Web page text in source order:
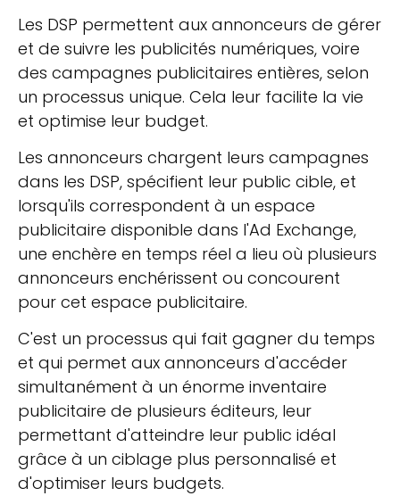
Les DSP permettent aux annonceurs de gérer
et de suivre les publicités numériques, voire
des campagnes publicitaires entières, selon
un processus unique. Cela leur facilite la vie
et optimise leur budget.
Les annonceurs chargent leurs campagnes
dans les DSP, spécifient leur public cible, et
lorsqu'ils correspondent à un espace
publicitaire disponible dans l'Ad Exchange,
une enchère en temps réel a lieu où plusieurs
annonceurs enchérissent ou concourent
pour cet espace publicitaire.
C'est un processus qui fait gagner du temps
et qui permet aux annonceurs d'accéder
simultanément à un énorme inventaire
publicitaire de plusieurs éditeurs, leur
permettant d'atteindre leur public idéal
grâce à un ciblage plus personnalisé et
d'optimiser leurs budgets.